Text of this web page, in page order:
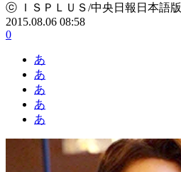
ⓒ ＩＳＰＬＵＳ/中央日報日本語版
2015.08.06 08:58
0
あ
あ
あ
あ
あ